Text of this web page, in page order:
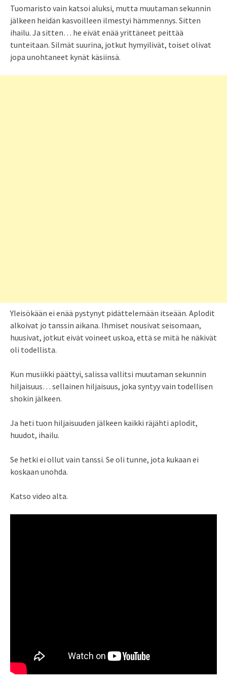
Tuomaristo vain katsoi aluksi, mutta muutaman sekunnin
jälkeen heidän kasvoilleen ilmestyi hämmennys. Sitten
ihailu. Ja sitten… he eivät enää yrittäneet peittää
tunteitaan. Silmät suurina, jotkut hymyilivät, toiset olivat
jopa unohtaneet kynät käsiinsä.
Yleisökään ei enää pystynyt pidättelemään itseään. Aplodit
alkoivat jo tanssin aikana. Ihmiset nousivat seisomaan,
huusivat, jotkut eivät voineet uskoa, että se mitä he näkivät
oli todellista.
Kun musiikki päättyi, salissa vallitsi muutaman sekunnin
hiljaisuus… sellainen hiljaisuus, joka syntyy vain todellisen
shokin jälkeen.
Ja heti tuon hiljaisuuden jälkeen kaikki räjähti aplodit,
huudot, ihailu.
Se hetki ei ollut vain tanssi. Se oli tunne, jota kukaan ei
koskaan unohda.
Katso video alta.